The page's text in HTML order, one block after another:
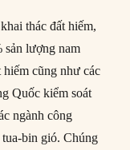
thác đất hiếm,
sản lượng nam
hiếm cũng như các
Quốc kiểm soát
ngành công
bin gió. Chúng